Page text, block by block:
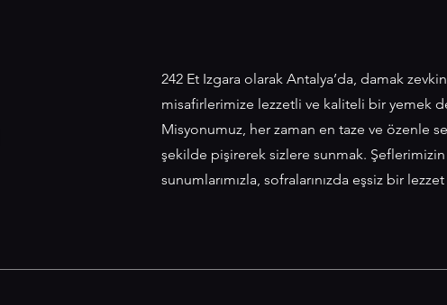
242 Et Izgara olarak Antalya’da, damak
misafirlerimize lezzetli ve kaliteli bir yemek
Misyonumuz, her zaman en taze ve özenle
şekilde pişirerek sizlere sunmak.
sunumlarımızla, sofralarınızda eşsiz bir